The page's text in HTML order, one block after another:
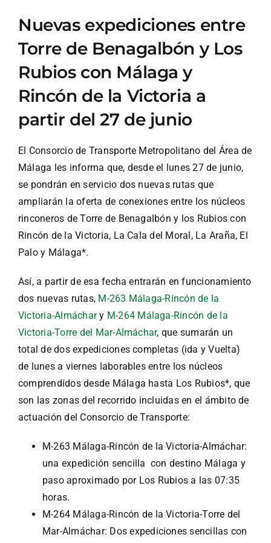
Nuevas expediciones entre
Torre de Benagalbón y Los
Rubios con Málaga y
Rincón de la Victoria a
partir del 27 de junio
El Consorcio de Transporte Metropolitano del Área de
Málaga les informa que, desde el lunes 27 de junio,
se pondrán en servicio dos nuevas rutas que
ampliarán la oferta de conexiones entre los núcleos
rinconeros de Torre de Benagalbón y los Rubios con
Rincón de la Victoria, La Cala del Moral, La Araña, El
Palo y Málaga*.
Así, a partir de esa fecha entrarán en funcionamiento
dos nuevas rutas, M-263 Málaga-Rincón de la
Victoria-Almáchary M-264 Málaga-Rincón de la
Victoria-Torre del Mar-Almáchar, que sumarán un
total de dos expediciones completas (ida y Vuelta)
de lunes a viernes laborables entre los núcleos
comprendidos desde Málaga hasta Los Rubios*, que
son las zonas del recorrido incluidas en el ámbito de
actuación del Consorcio de Transporte:
M-263 Málaga-Rincón de la Victoria-Almáchar:
una expedición sencilla con destino Málaga y
paso aproximado por Los Rubios a las 07:35
horas.
M-264 Málaga-Rincón de la Victoria-Torre del
Mar-Almáchar: Dos expediciones sencillas con